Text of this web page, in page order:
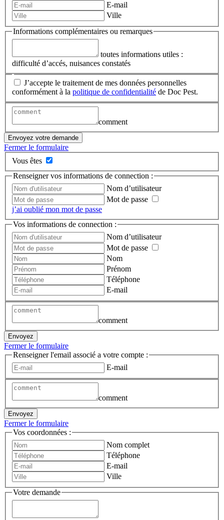
E-mail
Ville
Informations complémentaires ou remarques
toutes informations utiles :
difficulté d’accés, nuisances constatés
J’accepte le traitement de mes données personnelles
conformément à la politique de confidentialité de Doc Pest.
comment
Envoyez votre demande
Fermer le formulaire
Vous êtes
Renseigner vos informations de connection :
Nom d’utilisateur
Mot de passe
j’ai oublié mon mot de passe
Vos informations de connection :
Nom d’utilisateur
Mot de passe
Nom
Prénom
Téléphone
E-mail
comment
Envoyez
Fermer le formulaire
Renseigner l'email associé a votre compte :
E-mail
comment
Envoyez
Fermer le formulaire
Vos coordonnées :
Nom complet
Téléphone
E-mail
Ville
Votre demande